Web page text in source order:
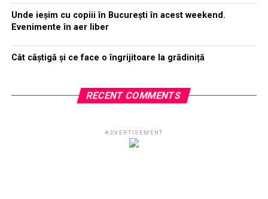
Unde ieșim cu copiii în București în acest weekend.
Evenimente în aer liber
Cât câștigă și ce face o îngrijitoare la grădiniță
RECENT COMMENTS
ADVERTISEMENT